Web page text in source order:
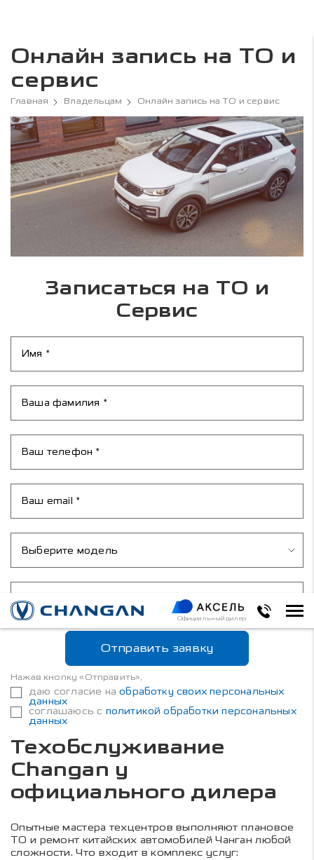
Официальный дилер
Онлайн запись на ТО и
сервис
Главная Владельцам Онлайн запись на ТО и сервис
Записаться на ТО и
Сервис
Выберите модель
UNI-K
CS35PLUS
ALSVIN
UNI-T
UNI-K iDD
Причина обращения
ТО
Сервис
Отправить заявку
Нажав кнопку «Отправить»,
даю согласие наобработку своих персональных
данных
соглашаюсь с политикой обработки персональных
данных
Техобслуживание
Changan у
официального дилера
Опытные мастера техцентров выполняют плановое
ТО и ремонт китайских автомобилей Чанган любой
сложности. Что входит в комплекс услуг: